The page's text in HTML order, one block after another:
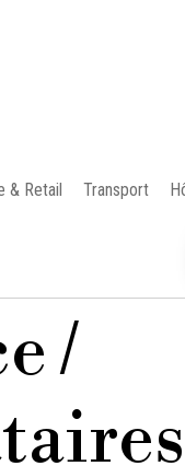
& Retail Transport
/